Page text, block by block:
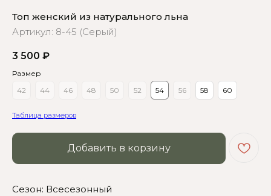
Топ женский из натурального льна
Артикул: 8-45 (Серый)
3 500 ₽
Размер
42
44 46 48 50 52 54 56 58 60
Таблица размеров
Добавить в корзину
Сезон: Всесезонный